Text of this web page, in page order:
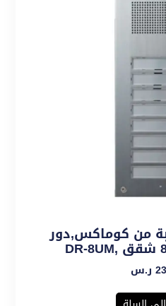
من كوماكس,دور
ر.س